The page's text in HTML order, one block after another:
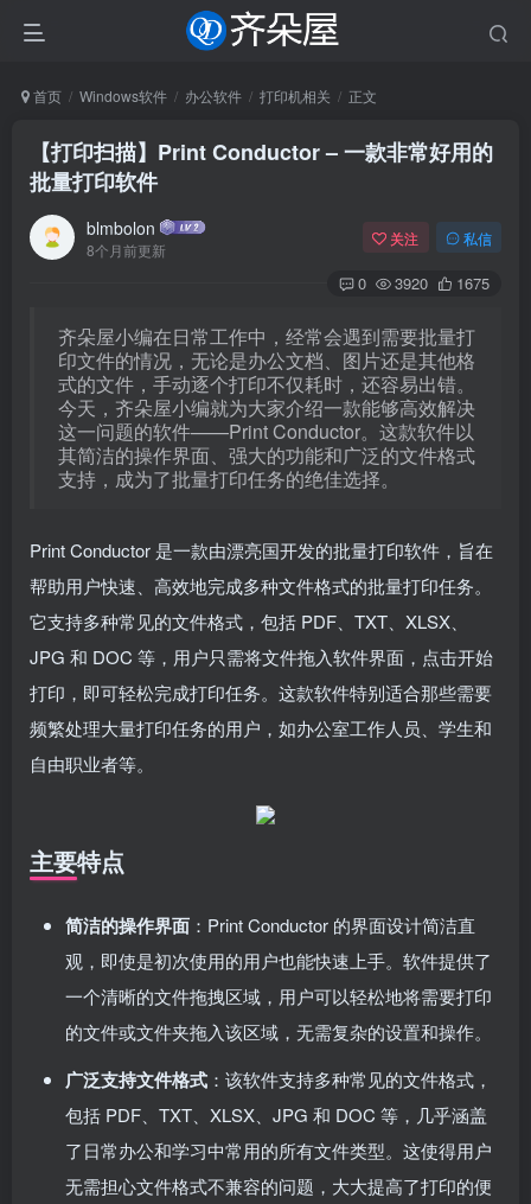
首页 Windows软件 办公软件 打印机相关 正文
【打印扫描】Print Conductor – 一款非常好用的
批量打印软件
blmbolon
8个月前更新
关注 私信
0 3920 1675
齐朵屋小编在日常工作中，经常会遇到需要批量打
印文件的情况，无论是办公文档、图片还是其他格
式的文件，手动逐个打印不仅耗时，还容易出错。
今天，齐朵屋小编就为大家介绍一款能够高效解决
这一问题的软件——Print Conductor。这款软件以
其简洁的操作界面、强大的功能和广泛的文件格式
支持，成为了批量打印任务的绝佳选择。
Print Conductor 是一款由漂亮国开发的批量打印软件，旨在
帮助用户快速、高效地完成多种文件格式的批量打印任务。
它支持多种常见的文件格式，包括 PDF、TXT、XLSX、
JPG 和 DOC 等，用户只需将文件拖入软件界面，点击开始
打印，即可轻松完成打印任务。这款软件特别适合那些需要
频繁处理大量打印任务的用户，如办公室工作人员、学生和
自由职业者等。
主要特点
简洁的操作界面 ：Print Conductor 的界面设计简洁直
观，即使是初次使用的用户也能快速上手。软件提供了
一个清晰的文件拖拽区域，用户可以轻松地将需要打印
的文件或文件夹拖入该区域，无需复杂的设置和操作。
广泛支持文件格式 ：该软件支持多种常见的文件格式，
包括 PDF、TXT、XLSX、JPG 和 DOC 等，几乎涵盖
了日常办公和学习中常用的所有文件类型。这使得用户
无需担心文件格式不兼容的问题，大大提高了打印的便